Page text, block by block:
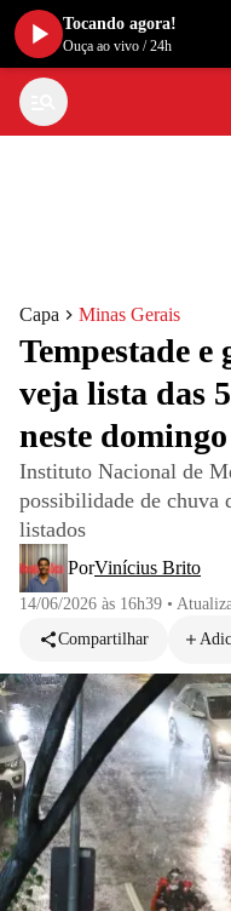
Capa Minas Gerais
Tempestade
veja lista das
neste
Instituto Nacional de
possibilidade de chuva
listados
PorVinícius Brito
14/06/2026 às 16h39 •
Compartilhar
Tocando agora!
Ouça ao vivo /24h